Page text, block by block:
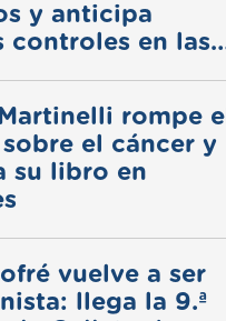
y anticipa
controles en las
rompe el
el cáncer y
su libro en
vuelve a ser
llega la 9.ª